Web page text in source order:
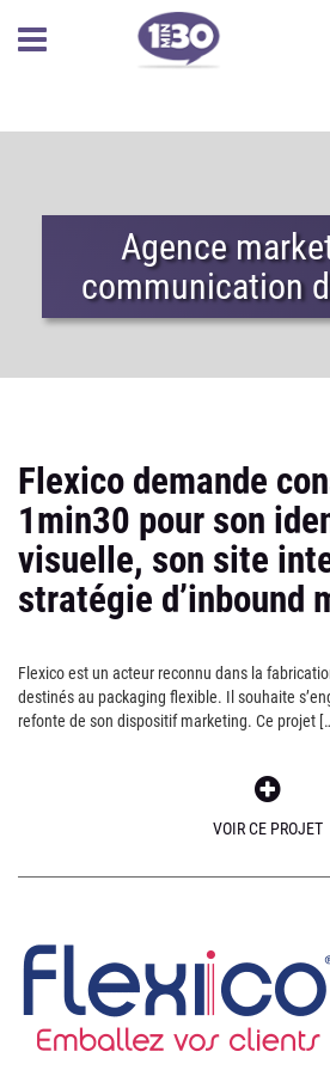
Agence
communication
Flexico demande
1min30 pour son
visuelle, son site
stratégie d’inbound
Flexico est un acteur reconnu dans la
destinés au packaging flexible. Il souhaite
refonte de son dispositif marketing. Ce projet
VOIR CE PROJET